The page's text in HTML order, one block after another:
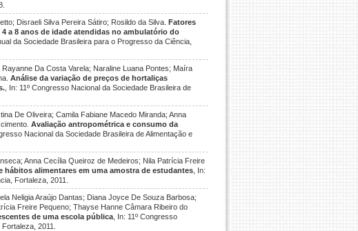
Disraeli Silva Pereira Sátiro; Rosildo da Silva. Fatores
a 8 anos de idade atendidas no ambulatório do
da Sociedade Brasileira para o Progresso da Ciência,
Da Costa Varela; Naraline Luana Pontes; Maíra
Análise da variação de preços de hortaliças
, In: 11º Congresso Nacional da Sociedade Brasileira de
De Oliveira; Camila Fabiane Macedo Miranda; Anna
Avaliação antropométrica e consumo da
Nacional da Sociedade Brasileira de Alimentação e
Anna Cecília Queiroz de Medeiros; Nila Patrícia Freire
hábitos alimentares em uma amostra de estudantes , In:
Fortaleza, 2011.
Neligia Araújo Dantas; Diana Joyce De Souza Barbosa;
Freire Pequeno; Thayse Hanne Câmara Ribeiro do
de uma escola pública , In: 11º Congresso
2011.